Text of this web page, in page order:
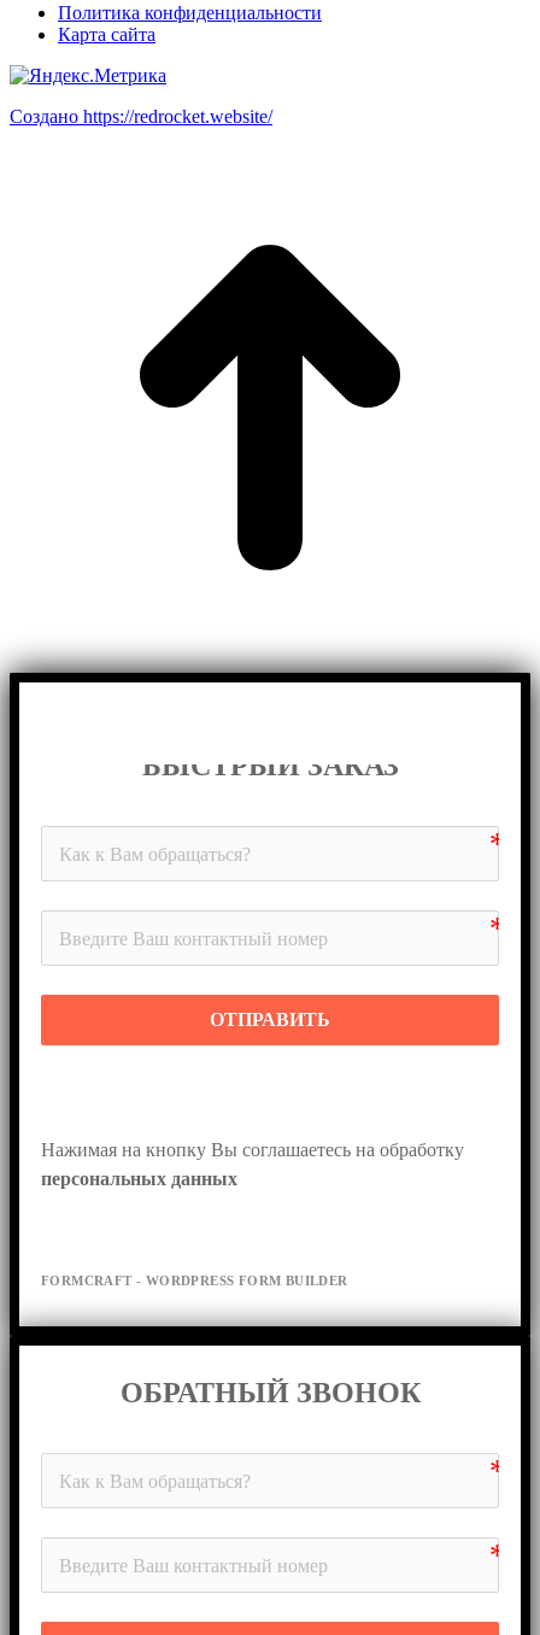
Политика конфиденциальности
Карта сайта
Создано https://redrocket.website/
БЫСТРЫЙ ЗАКАЗ
ОТПРАВИТЬ
персональных данных
FORMCRAFT - WORDPRESS FORM BUILDER
ОБРАТНЫЙ ЗВОНОК